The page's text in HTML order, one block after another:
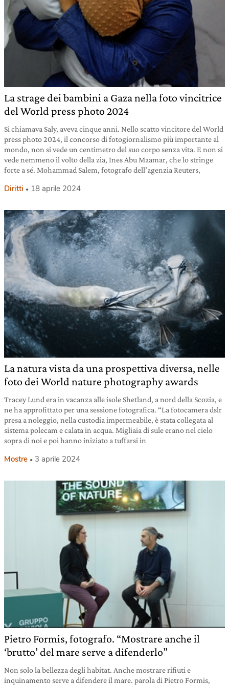
La strage dei bambini a Gaza nella foto vincitrice
del World press photo 2024
Si chiamava Saly, aveva cinque anni. Nello scatto vincitore del World
press photo 2024, il concorso di fotogiornalismo più importante al
mondo, non si vede un centimetro del suo corpo senza vita. E non si
vede nemmeno il volto della zia, Ines Abu Maamar, che lo stringe
forte a sé. Mohammad Salem, fotografo dell’agenzia Reuters,
Diritti 18 aprile 2024
La natura vista da una prospettiva diversa, nelle
foto dei World nature photography awards
Tracey Lund era in vacanza alle isole Shetland, a nord della Scozia, e
ne ha approfittato per una sessione fotografica. “La fotocamera dslr
presa a noleggio, nella custodia impermeabile, è stata collegata al
sistema polecam e calata in acqua. Migliaia di sule erano nel cielo
sopra di noi e poi hanno iniziato a tuffarsi in
Mostre 3 aprile 2024
Pietro Formis, fotografo. “Mostrare anche il
‘brutto’ del mare serve a difenderlo”
Non solo la bellezza degli habitat. Anche mostrare rifiuti e
inquinamento serve a difendere il mare. parola di Pietro Formis,